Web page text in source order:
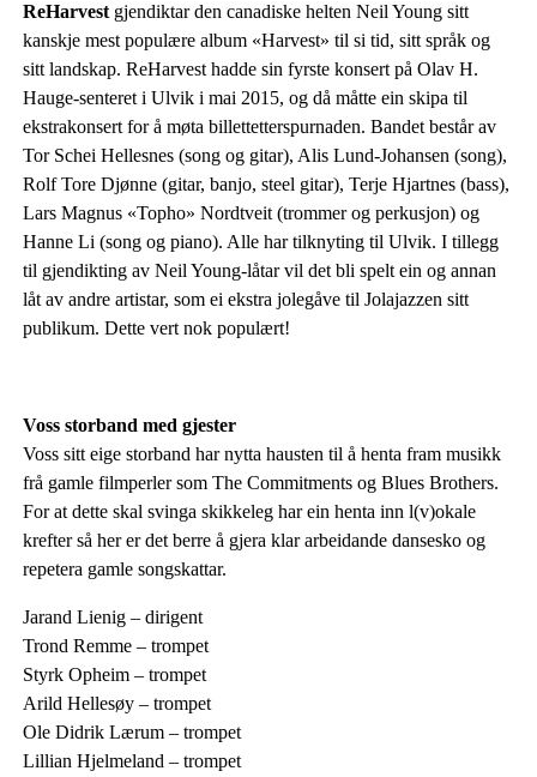
ReHarvestgjendiktar den canadiske helten Neil Young sitt
kanskje mest populære album «Harvest» til si tid, sitt språk og
sitt landskap. ReHarvest hadde sin fyrste konsert på Olav H.
Hauge-senteret i Ulvik i mai 2015, og då måtte ein skipa til
ekstrakonsert for å møta billettetterspurnaden. Bandet består av
Tor Schei Hellesnes (song og gitar), Alis Lund-Johansen (song),
Rolf Tore Djønne (gitar, banjo, steel gitar), Terje Hjartnes (bass),
Lars Magnus «Topho» Nordtveit (trommer og perkusjon) og
Hanne Li (song og piano). Alle har tilknyting til Ulvik. I tillegg
til gjendikting av Neil Young-låtar vil det bli spelt ein og annan
låt av andre artistar, som ei ekstra jolegåve til Jolajazzen sitt
publikum. Dette vert nok populært!
Voss storband med gjester
Voss sitt eige storband har nytta hausten til å henta fram musikk
frå gamle filmperler som The Commitments og Blues Brothers.
For at dette skal svinga skikkeleg har ein henta inn l(v)okale
krefter så her er det berre å gjera klar arbeidande dansesko og
repetera gamle songskattar.
Jarand Lienig – dirigent
Trond Remme – trompet
Styrk Opheim – trompet
Arild Hellesøy – trompet
Ole Didrik Lærum – trompet
Lillian Hjelmeland – trompet